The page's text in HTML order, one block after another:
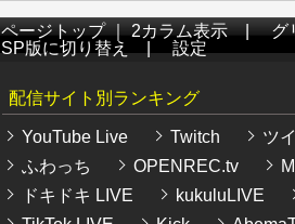
ページトップ｜2カラム表示|グ
SP版に切り替え
設定
配信サイト別ランキング
YouTube Live Twitch
ツ
ふわっち
OPENREC.tv
ドキドキ LIVE
kukuluLIVE